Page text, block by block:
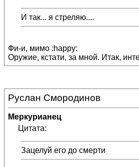
И так... я стреляю....
Фи-и, мимо :happy:
Оружие, кстати, за мной. Итак,
Руслан Смородинов
Меркурианец
Цитата:
Зацелуй его до смерти